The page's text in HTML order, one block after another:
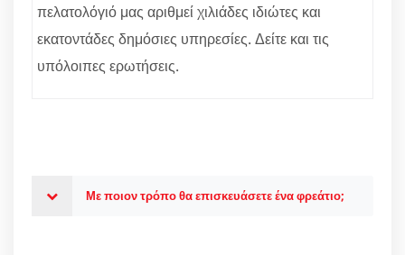
πελατολόγιό μας αριθμεί χιλιάδες ιδιώτες και
εκατοντάδες δημόσιες υπηρεσίες. Δείτε και τις
υπόλοιπες ερωτήσεις.
Με ποιον τρόπο θα επισκευάσετε ένα φρεάτιο;